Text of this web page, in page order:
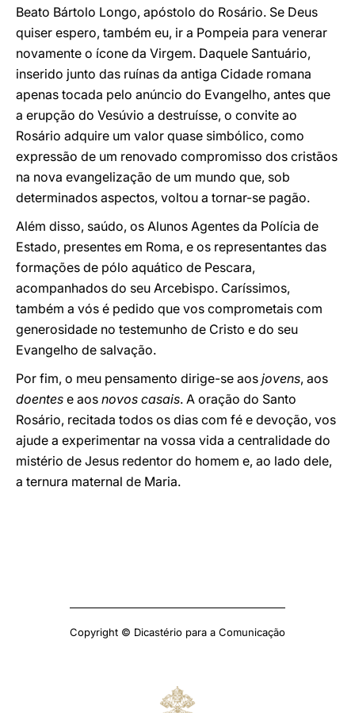
Beato Bártolo Longo, apóstolo do Rosário. Se Deus
quiser espero, também eu, ir a Pompeia para venerar
novamente o ícone da Virgem. Daquele Santuário,
inserido junto das ruínas da antiga Cidade romana
apenas tocada pelo anúncio do Evangelho, antes que
a erupção do Vesúvio a destruísse, o convite ao
Rosário adquire um valor quase simbólico, como
expressão de um renovado compromisso dos cristãos
na nova evangelização de um mundo que, sob
determinados aspectos, voltou a tornar-se pagão.
Além disso, saúdo, os Alunos Agentes da Polícia de
Estado, presentes em Roma, e os representantes das
formações de pólo aquático de Pescara,
acompanhados do seu Arcebispo. Caríssimos,
também a vós é pedido que vos comprometais com
generosidade no testemunho de Cristo e do seu
Evangelho de salvação.
Por fim, o meu pensamento dirige-se aos jovens, aos
doentes e aos novos casais. A oração do Santo
Rosário, recitada todos os dias com fé e devoção, vos
ajude a experimentar na vossa vida a centralidade do
mistério de Jesus redentor do homem e, ao lado dele,
a ternura maternal de Maria.
Copyright © Dicastério para a Comunicação